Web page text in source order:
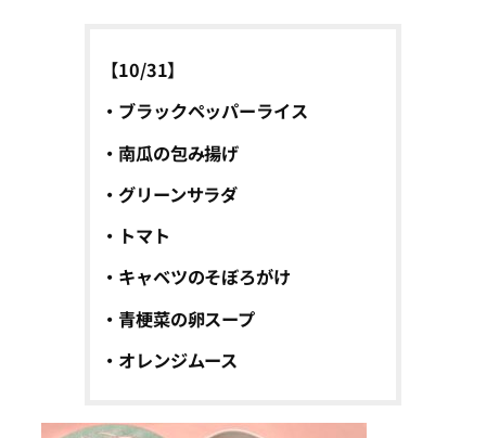
【10/31】
・ブラックペッパーライス
・南瓜の包み揚げ
・グリーンサラダ
・トマト
・キャベツのそぼろがけ
・青梗菜の卵スープ
・オレンジムース